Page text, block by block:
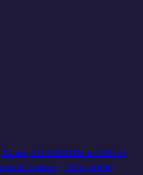
Twitter АРГУМЕНТЫ и ФАКТЫ
Пешеход ОКНО в Мир